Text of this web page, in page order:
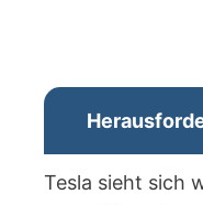
Tesla sieht sich